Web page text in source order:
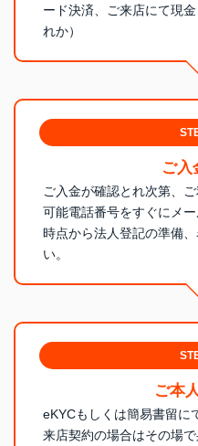
ード決済、ご来店にて現
れか）
ご入
ご入金が確認とれ次第、
可能電話番号をすぐにメ
時点から法人登記の準備
い。
ご本
eKYCもしくは簡易書留に
来店契約の場合はその場